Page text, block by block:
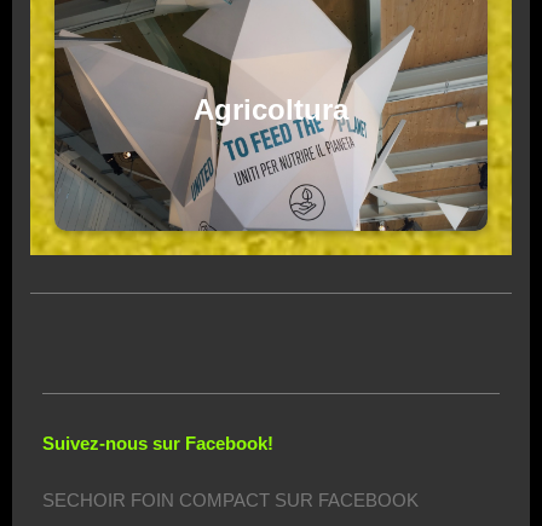
Agricoltura
Suivez-nous sur Facebook!
SECHOIR FOIN COMPACT SUR FACEBOOK